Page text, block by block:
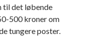
til det løbende
500 kroner om
tungere poster.